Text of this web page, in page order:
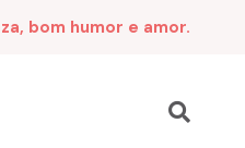
bom humor e amor.